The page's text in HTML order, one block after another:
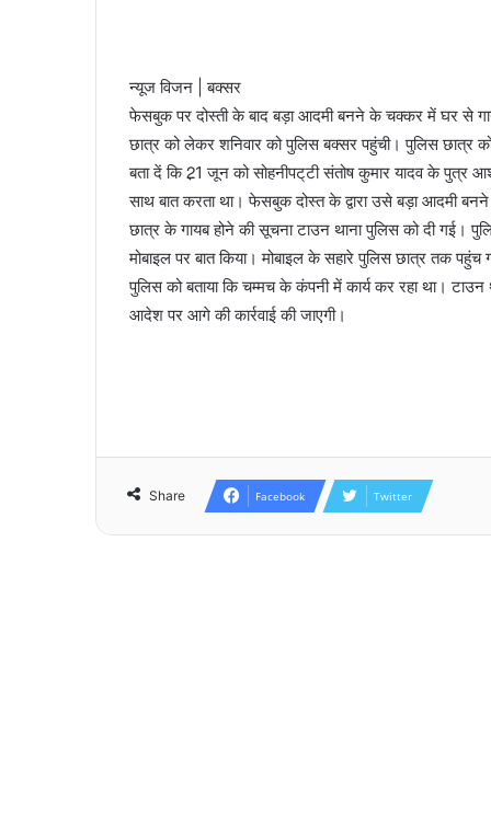
a
i
l
न्यूज विजन | बक्सर
फेसबुक पर दोस्ती के बाद बड़ा आदमी बनने के चक्कर में घर से
छात्र को लेकर शनिवार को पुलिस बक्सर पहुंची। पुलिस छात्र
बता दें कि 2़1 जून को सोहनीपट्‌टी संतोष कुमार यादव के पुत्र
साथ बात करता था। फेसबुक दोस्त के द्वारा उसे बड़ा आदमी
छात्र के गायब होने की सूचना टाउन थाना पुलिस को दी गई।
मोबाइल पर बात किया। मोबाइल के सहारे पुलिस छात्र तक
पुलिस को बताया कि चम्मच के कंपनी में कार्य कर रहा था। टाउन
आदेश पर आगे की कार्रवाई की जाएगी।
Share Facebook Twitter